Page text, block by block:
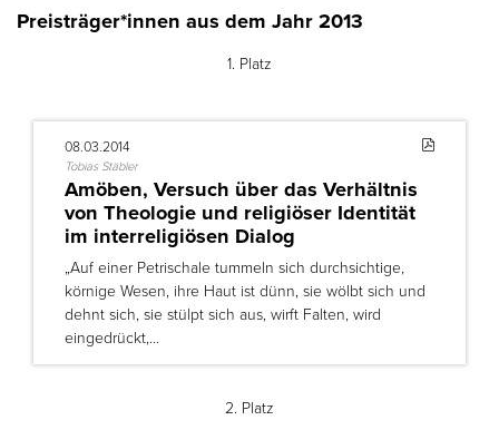
Preisträger*innen aus dem Jahr 2013
1. Platz
08.03.2014
Tobias Stäbler
Amöben, Versuch über das Verhältnis
von Theologie und religiöser Identität
im interreligiösen Dialog
„Auf einer Petrischale tummeln sich durchsichtige,
körnige Wesen, ihre Haut ist dünn, sie wölbt sich und
dehnt sich, sie stülpt sich aus, wirft Falten, wird
eingedrückt,…
2. Platz